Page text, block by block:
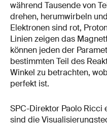
während Tausende von
drehen, herumwirbeln
Elektronen sind rot,
Linien zeigen das
können jeden der
bestimmten Teil des
Winkel zu betrachten,
perfekt ist.
SPC-Direktor Paolo Ricci
sind die